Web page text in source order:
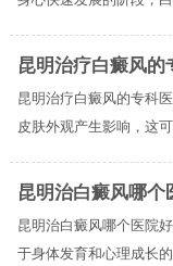
昆明治疗白癜风
昆明治疗白癜风的专科
皮肤外观产生影响，这
昆明治白癜风哪
昆明治白癜风哪个医院
于身体发育和心理成长